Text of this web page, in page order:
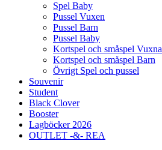
Spel Baby
Pussel Vuxen
Pussel Barn
Pussel Baby
Kortspel och småspel Vuxna
Kortspel och småspel Barn
Övrigt Spel och pussel
Souvenir
Student
Black Clover
Booster
Lagböcker 2026
OUTLET -&- REA